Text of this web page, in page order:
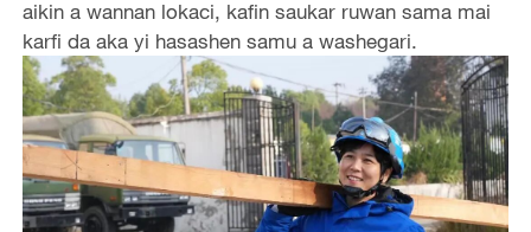
aikin a wannan lokaci, kafin saukar ruwan sama mai
karfi da aka yi hasashen samu a washegari.